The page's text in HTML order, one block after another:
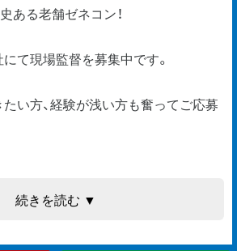
ある老舗ゼネコン！
て現場監督を募集中です。
い方、経験が浅い方も奮ってご応募
続きを読む ▼